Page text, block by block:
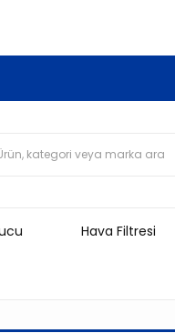
Hava Filtresi